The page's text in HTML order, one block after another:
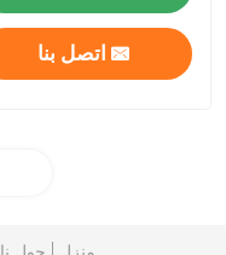
اتصل بنا